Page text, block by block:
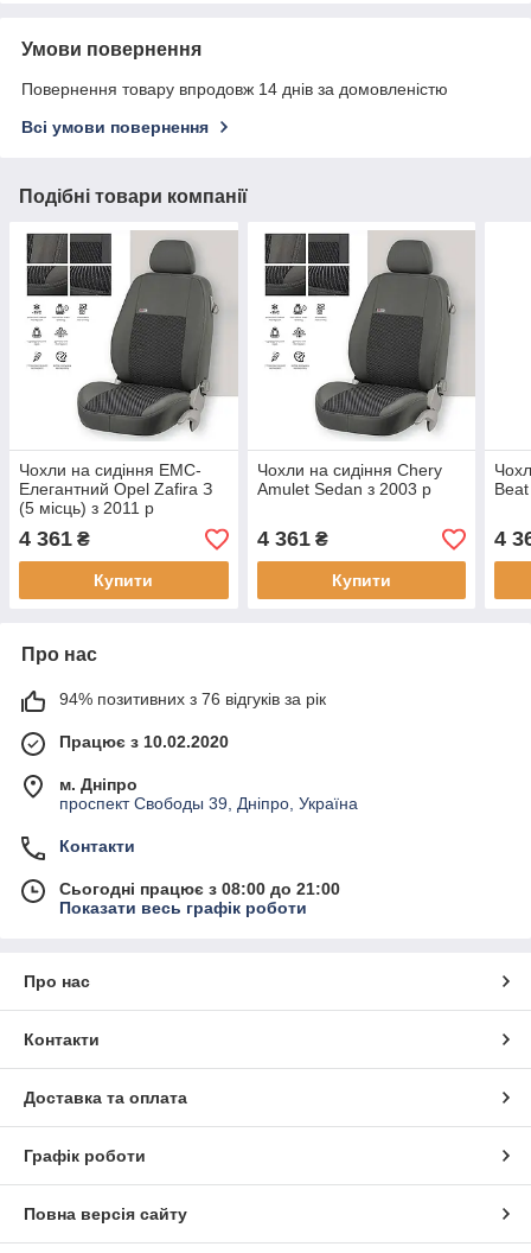
Умови повернення
Повернення товару впродовж 14 днів за домовленістю
Всі умови повернення
Подібні товари компанії
Чохли на сидіння EMC-
Елегантний Opel Zafira З
(5 місць) з 2011 р
4 361 ₴
Купити
Чохли на сидіння Chery
Amulet Sedan з 2003 р
4 361₴
Купити
4
Про нас
94% позитивних з 76 відгуків за рік
Працює з 10.02.2020
м. Дніпро
проспект Свободы 39, Дніпро, Україна
Контакти
Сьогодні працює з 08:00 до 21:00
Показати весь графік роботи
Про нас
Контакти
Доставка та оплата
Графік роботи
Повна версія сайту